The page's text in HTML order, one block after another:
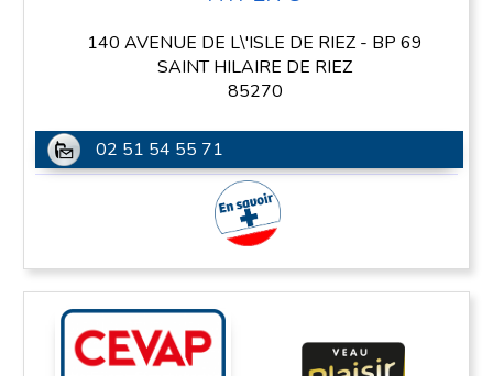
140 AVENUE DE L\'ISLE DE RIEZ - BP 69
SAINT HILAIRE DE RIEZ
85270
02 51 54 55 71